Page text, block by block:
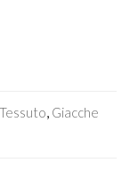
, Giacche